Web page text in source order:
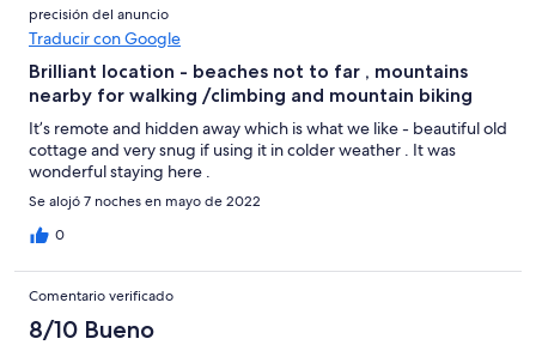
precisión del anuncio
Traducir con Google
Brilliant location - beaches not to far , mountains
nearby for walking /climbing and mountain biking
It’s remote and hidden away which is what we like - beautiful old
cottage and very snug if using it in colder weather . It was
wonderful staying here .
Se alojó 7 noches en mayo de 2022
0
Comentario verificado
8/10 Bueno